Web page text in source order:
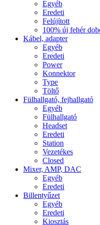
Egyéb
Eredeti
Felújított
100% új fehér
Kábel, adapter
Egyéb
Eredeti
Power
Konnektor
Type
Töltő
Fülhallgató, fejhallgató
Egyéb
Fülhallgató
Headset
Eredeti
Station
Vezetékes
Closed
Mixer, AMP, DAC
Egyéb
Eredeti
Billentyűzet
Egyéb
Eredeti
Kiosztás